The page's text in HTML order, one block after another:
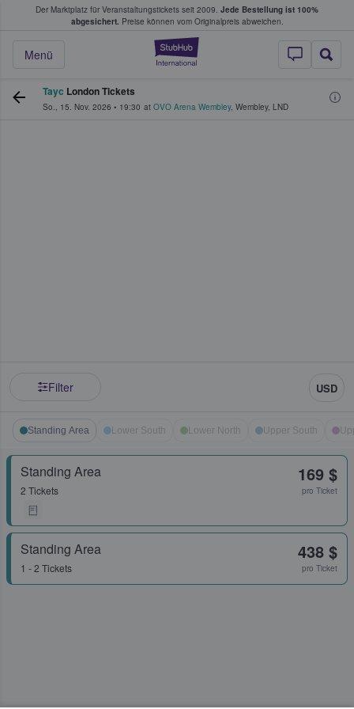
Der Marktplatz für Veranstaltungstickets seit 2009. Jede Bestellung ist 100%
abgesichert. Preise können vom Originalpreis abweichen.
StubHub - Wo
Menü
Tickets kaufen & verkaufen
Tayc London Tickets
So., 15. Nov. 2026 • 19:30 at OVO Arena Wembley, Wembley, LND
Filter USD
Standing Area Lower South Lower North Upper South
Standing Area
2 Tickets
169 $
pro Ticket
Standing Area
1 - 2 Tickets
438 $
pro Ticket